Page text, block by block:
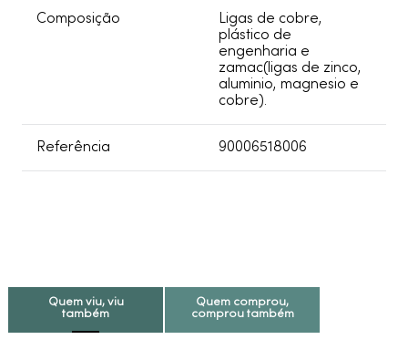
Composição
Ligas de cobre,
plástico de
engenharia e
zamac(ligas de zinco,
aluminio, magnesio e
cobre).
Referência 90006518006
Quem viu, viu
também
Quem comprou,
comprou também